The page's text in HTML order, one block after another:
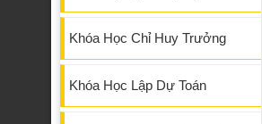
Khóa Học Chỉ Huy Trưởng
Khóa Học Lập Dự Toán